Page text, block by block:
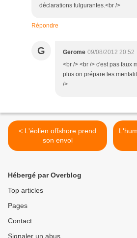
déclarations fulgurantes.<br />
Répondre
G Gerome 09/08/2012 20:52
<br /> <br /> c'est pas faux
plus on prépare les
/>
< L'éolien offshore prend
son envol
Hébergé par Overblog
Top articles
Pages
Contact
Signaler un abus